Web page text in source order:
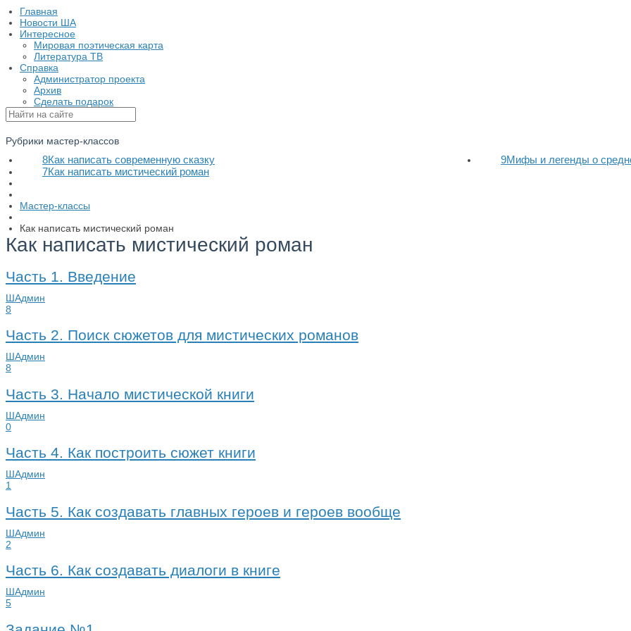
Главная
Новости ША
Интересное
Мировая поэтическая карта
Литература ТВ
Справка
Администратор проекта
Архив
Сделать подарок
Рубрики мастер-классов
8Как написать современную сказку
7Как написать мистический роман
9Мифы и легенды о
Мастер-классы
Как написать мистический роман
Как написать мистический роман
Часть 1. Введение
ШАдмин
8
Часть 2. Поиск сюжетов для мистических романов
ШАдмин
8
Часть 3. Начало мистической книги
ШАдмин
0
Часть 4. Как построить сюжет книги
ШАдмин
1
Часть 5. Как создавать главных героев и героев вообще
ШАдмин
2
Часть 6. Как создавать диалоги в книге
ШАдмин
5